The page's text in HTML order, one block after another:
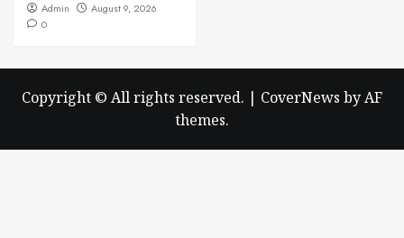
Admin
August 9, 2026
0
Copyright © All rights reserved. | CoverNews by AF
themes.